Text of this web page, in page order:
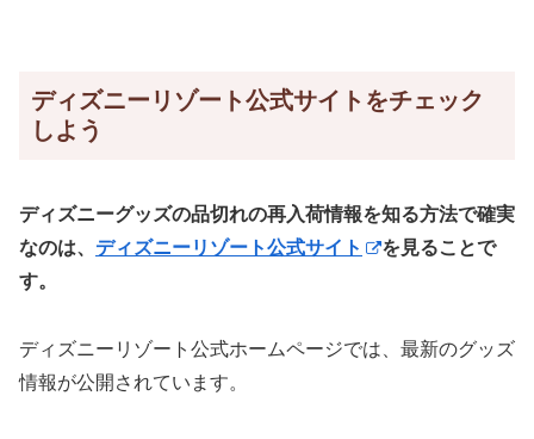
ディズニーリゾート公式サイトをチェック
しよう
ディズニーグッズの品切れの再入荷情報を知る方法で確実
なのは、 ディズニーリゾート公式サイト
を見ることで
す。
ディズニーリゾート公式ホームページでは、最新のグッズ
情報が公開されています。